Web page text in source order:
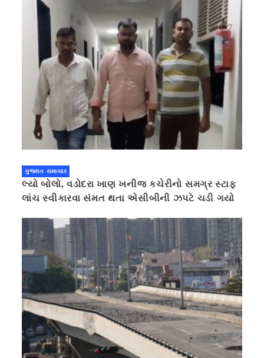
ગુજરાત સમાચાર
લ્યો બોલો, વડોદરા ખાણ ખનીજ કચેરીનો સમગ્ર સ્ટાફ
લાંચ સ્વીકારવા સંમત થતા એસીબીની ઝપટે ચડી ગયો